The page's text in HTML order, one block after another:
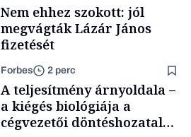
Nem ehhez szokott: jól
megvágták Lázár János
fizetését
Forbes 2 perc
A teljesítmény árnyoldala –
a kiégés biológiája a
cégvezetői döntéshozatal